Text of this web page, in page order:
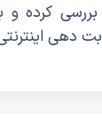
را بررسی
دهی